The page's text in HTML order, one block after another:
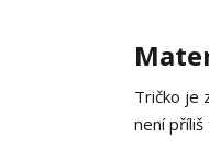
Tričko je
není příliš